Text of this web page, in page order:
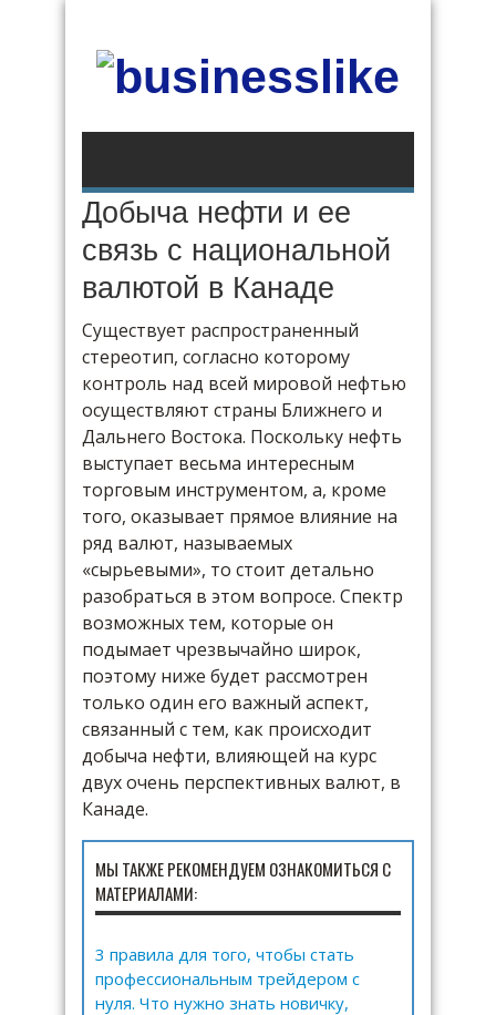
Добыча нефти и ее
связь с национальной
валютой в Канаде
Существует распространенный
стереотип, согласно которому
контроль над всей мировой нефтью
осуществляют страны Ближнего и
Дальнего Востока. Поскольку нефть
выступает весьма интересным
торговым инструментом, а, кроме
того, оказывает прямое влияние на
ряд валют, называемых
«сырьевыми», то стоит детально
разобраться в этом вопросе. Спектр
возможных тем, которые он
подымает чрезвычайно широк,
поэтому ниже будет рассмотрен
только один его важный аспект,
связанный с тем, как происходит
добыча нефти, влияющей на курс
двух очень перспективных валют, в
Канаде.
МЫ ТАКЖЕ РЕКОМЕНДУЕМ ОЗНАКОМИТЬСЯ С
МАТЕРИАЛАМИ:
3 правила для того, чтобы стать
профессиональным трейдером с
нуля. Что нужно знать новичку,